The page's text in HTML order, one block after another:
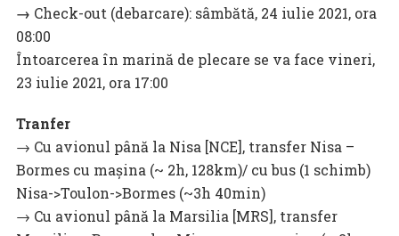
→ Check-out (debarcare): sâmbătă, 24 iulie 2021, ora
08:00
Întoarcerea în marină de plecare se va face vineri,
23 iulie 2021, ora 17:00
Tranfer
→ Cu avionul până la Nisa [NCE], transfer Nisa –
Bormes cu mașina (~ 2h, 128km)/ cu bus (1 schimb)
Nisa->Toulon->Bormes (~3h 40min)
→ Cu avionul până la Marsilia [MRS], transfer